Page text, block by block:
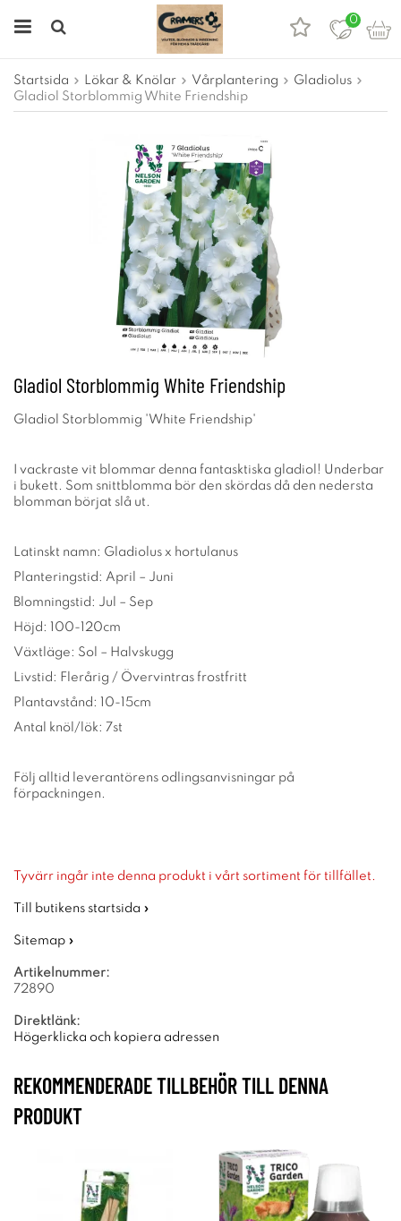
0
Startsida Lökar & Knölar Vårplantering
Gladiolus
Gladiol Storblommig White Friendship
Gladiol Storblommig White Friendship
Gladiol Storblommig 'White Friendship'
I vackraste vit blommar denna fantasktiska gladiol! Underbar
i bukett. Som snittblomma bör den skördas då den nedersta
blomman börjat slå ut.
Latinskt namn: Gladiolus x hortulanus
Planteringstid: April – Juni
Blomningstid: Jul – Sep
Höjd: 100-120cm
Växtläge: Sol – Halvskugg
Livstid: Flerårig / Övervintras frostfritt
Plantavstånd: 10-15cm
Antal knöl/lök: 7st
Följ alltid leverantörens odlingsanvisningar på
förpackningen.
Tyvärr ingår inte denna produkt i vårt sortiment för tillfället.
Till butikens startsida »
Sitemap »
Artikelnummer:
72890
Direktlänk:
Högerklicka och kopiera adressen
REKOMMENDERADE TILLBEHÖR TILL DENNA
PRODUKT